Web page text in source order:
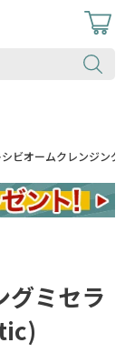
シビオームクレンジン
グミセラ